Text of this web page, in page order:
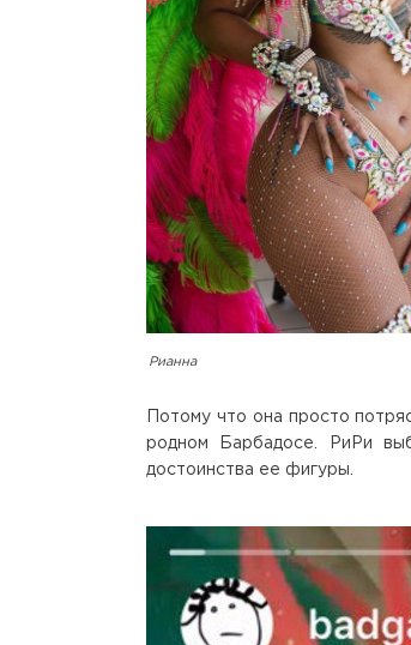
Рианна
Потому что она просто
родном Барбадосе. РиРи
достоинства ее фигуры.